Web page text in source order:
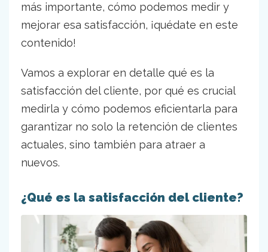
más importante, cómo podemos medir y
mejorar esa satisfacción, ¡quédate en este
contenido!
Vamos a explorar en detalle qué es la
satisfacción del cliente, por qué es crucial
medirla y cómo podemos eficientarla para
garantizar no solo la retención de clientes
actuales, sino también para atraer a
nuevos.
¿Qué es la satisfacción del cliente?